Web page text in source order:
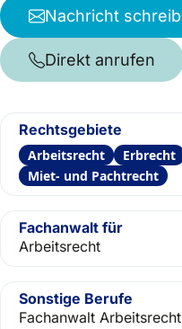
Nachricht
Direkt anrufen
Rechtsgebiete
Arbeitsrecht Erbrecht
Miet- und Pachtrecht
Fachanwalt für
Arbeitsrecht
Sonstige Berufe
Fachanwalt